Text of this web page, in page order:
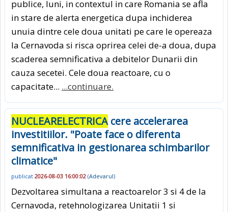
publice, luni, in contextul in care Romania se afla
in stare de alerta energetica dupa inchiderea
unuia dintre cele doua unitati pe care le opereaza
la Cernavoda si risca oprirea celei de-a doua, dupa
scaderea semnificativa a debitelor Dunarii din
cauza secetei. Cele doua reactoare, cu o
capacitate... ...continuare.
NUCLEARELECTRICAcere accelerarea
investitiilor. "Poate face o diferenta
semnificativa in gestionarea schimbarilor
climatice"
publicat 2026-08-03 16:00:02 (Adevarul)
Dezvoltarea simultana a reactoarelor 3 si 4 de la
Cernavoda, retehnologizarea Unitatii 1 si